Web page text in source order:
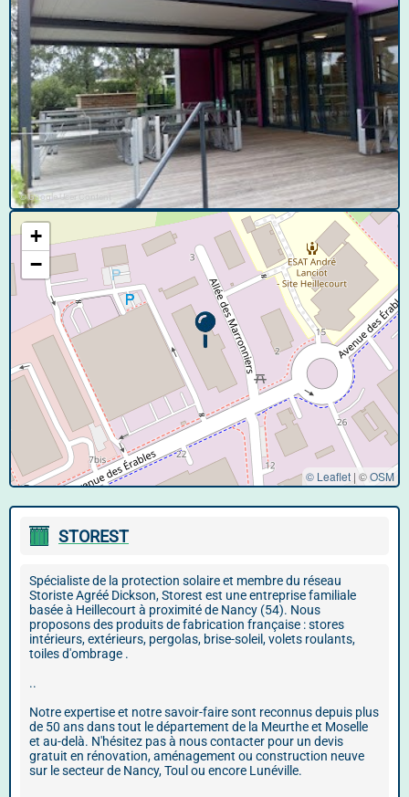
© Google User Content
+
−
© Leaflet | ©OSM
STOREST
Spécialiste de la protection solaire et membre du réseau
Storiste Agréé Dickson, Storest est une entreprise familiale
basée à Heillecourt à proximité de Nancy (54). Nous
proposons des produits de fabrication française : stores
intérieurs, extérieurs, pergolas, brise-soleil, volets roulants,
toiles d'ombrage .
..
Notre expertise et notre savoir-faire sont reconnus depuis plus
de 50 ans dans tout le département de la Meurthe et Moselle
et au-delà. N'hésitez pas à nous contacter pour un devis
gratuit en rénovation, aménagement ou construction neuve
sur le secteur de Nancy, Toul ou encore Lunéville.